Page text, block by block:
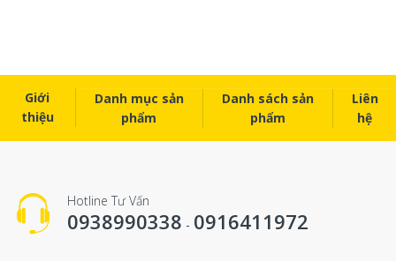
Giới
thiệu
Danh mục sản
phẩm
Danh sách sản
phẩm
Liên
hệ
Hotline Tư Vấn
0938990338 - 0916411972